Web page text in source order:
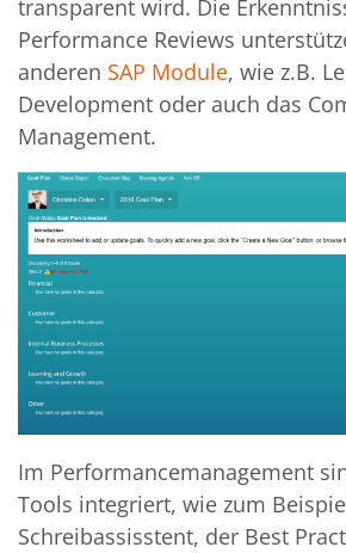
transparent wird. Die
Performance Reviews
anderen SAP Module, wie z.B.
Development oder auch das
Management.
Im Performancemanagement
Tools integriert, wie zum
Schreibassisstent, der Best